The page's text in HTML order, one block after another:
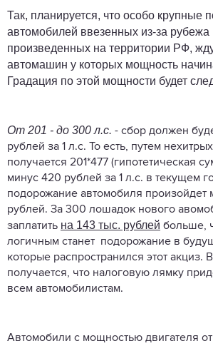
Так, планируется, что особо крупные
автомобилей ввезенных из-за рубежа
произведенных на территории РФ,
автомашин у которых мощность
Градация по этой мощности будет
От 201 - до 300 л.с. - сбор должен
рублей за 1 л.с. То есть, путем
получается 201*477 (гипотетическая
минус 420 рублей за 1 л.с. в текущем
подорожание автомобиля произойдет
рублей. За 300 лошадок нового
заплатить на 143 тыс. рублей больше,
логичным станет подорожание в
которые распространился этот акциз.
получается, что налоговую лямку
всем автомобилистам.
Автомобили с мощностью двигателя от